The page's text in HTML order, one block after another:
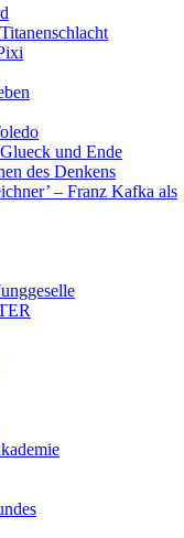
und Ende
des Denkens
– Franz Kafka als